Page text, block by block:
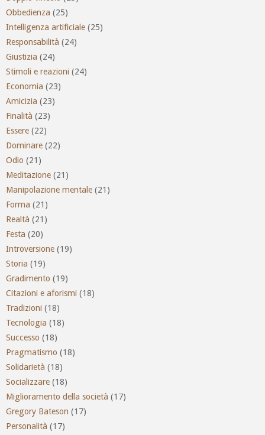
Obbedienza (25)
Intelligenza artificiale (25)
Responsabilità (24)
Giustizia (24)
Stimoli e reazioni (24)
Economia (23)
Amicizia (23)
Finalità (23)
Essere (22)
Dominare (22)
Odio (21)
Meditazione (21)
Manipolazione mentale (21)
Forma (21)
Realtà (21)
Festa (20)
Introversione (19)
Storia (19)
Gradimento (19)
Citazioni e aforismi (18)
Tradizioni (18)
Tecnologia (18)
Successo (18)
Pragmatismo (18)
Solidarietà (18)
Socializzare (18)
Miglioramento della società (17)
Gregory Bateson (17)
Personalità (17)